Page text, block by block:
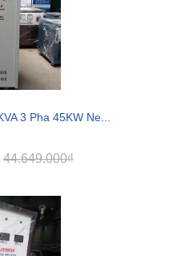
3 Pha 45KW Ne...
44.649.000₫